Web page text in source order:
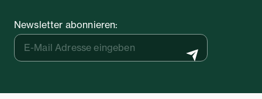
Newsletter abonnieren: